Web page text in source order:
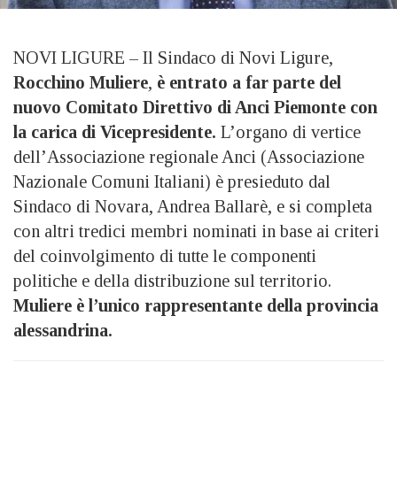
NOVI LIGURE – Il Sindaco di Novi Ligure,
Rocchino Muliere, è entrato a far parte del
nuovo Comitato Direttivo di Anci Piemonte con
la carica di Vicepresidente. L’organo di vertice
dell’Associazione regionale Anci (Associazione
Nazionale Comuni Italiani) è presieduto dal
Sindaco di Novara, Andrea Ballarè, e si completa
con altri tredici membri nominati in base ai criteri
del coinvolgimento di tutte le componenti
politiche e della distribuzione sul territorio.
Muliere è l’unico rappresentante della provincia
alessandrina.